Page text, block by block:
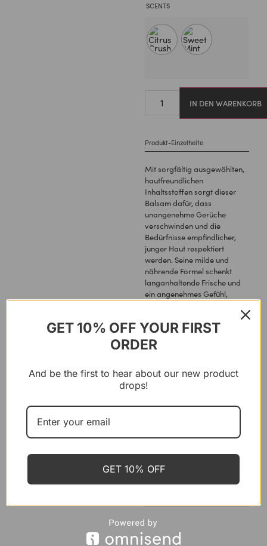
SCENTS
IN DEN WARENKORB
Produkt-Einzelheite
Wie bruuche
Mit sorgfältig ausgewählten,
hautfreundlichen
Inhaltsstoffen sorgt dieser
Balsam dafür, dass
unangenehme Gerüche
verschwinden und die
Bedürfnisse empfindlicher,
junger Haut respektiert
werden. Seine milde und
nährende Formel schenkt
langanhaltende Frische und
ein angenehmes Gefühl,
Ohne synthetische Zusätze
hergestellt, bietet er
sichere und natürliche Art –
perfekt für jeden Tag.
GET 10% OFF YOUR FIRST
ORDER
And be the first to hear about our new product
drops!
GET 10% OFF